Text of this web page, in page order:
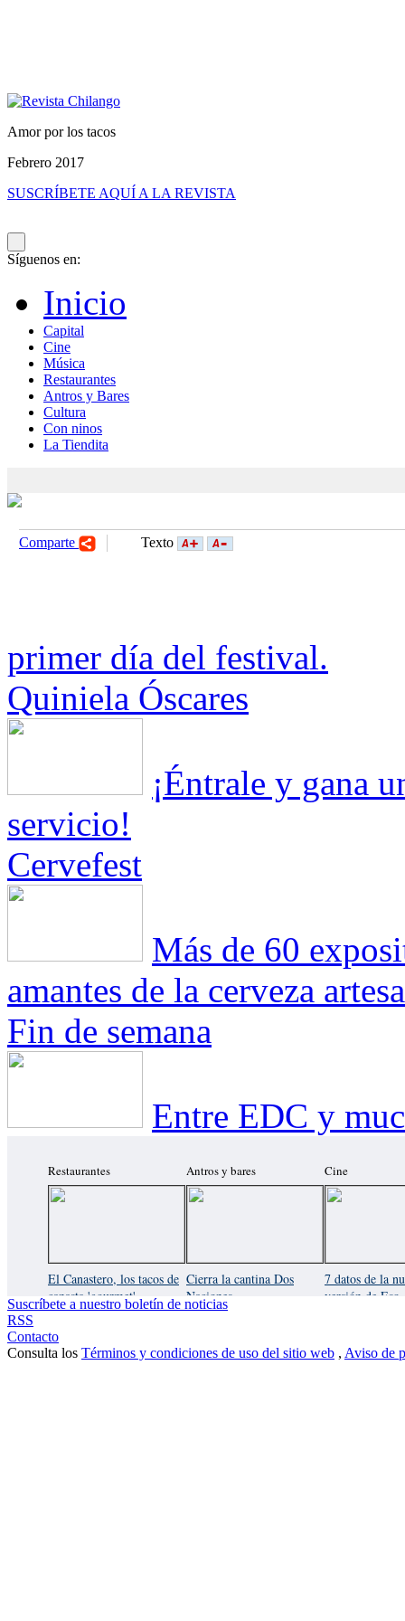
Amor por los tacos
Febrero 2017
SUSCRÍBETE AQUÍ A LA REVISTA
Síguenos en:
Inicio
Capital
Cine
Música
Restaurantes
Antros y Bares
Cultura
Con ninos
La Tiendita
Comparte Texto
primer día del festival.
Quiniela Óscares
¡Éntrale y gana
servicio!
Cervefest
Más de 60
amantes de la cerveza
Fin de semana
Entre EDC y
Restaurantes
El Canastero, los tacos de
canasta 'gourmet'
Antros y bares
Cierra la cantina Dos
Naciones
Cine
7 datos de la
versión de Eso
Suscríbete a nuestro boletín de noticias
RSS
Contacto
Consulta los Términos y condiciones de uso del sitio web , Aviso de